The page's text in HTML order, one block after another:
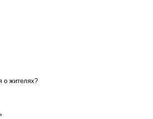
о жителях?